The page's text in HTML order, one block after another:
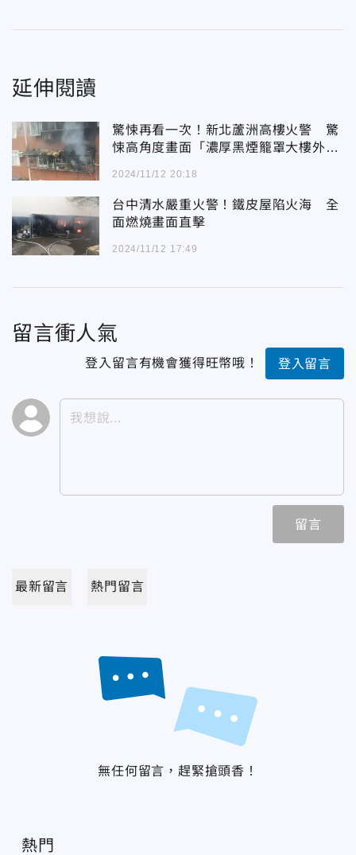
延伸閱讀
驚悚再看一次！新北蘆洲高樓火警 驚
悚高角度畫面「濃厚黑煙籠罩大樓外
2024/11/12 20:18
台中清水嚴重火警！鐵皮屋陷火海 全
面燃燒畫面直擊
2024/11/12 17:49
留言衝人氣
登入留言有機會獲得旺幣哦！ 登入留言
留言
最新留言 熱門留言
無任何留言，趕緊搶頭香！
熱門